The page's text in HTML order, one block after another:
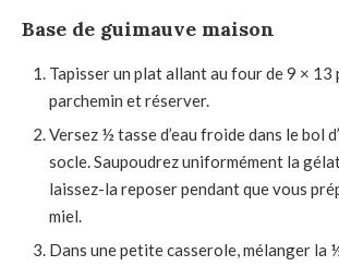
Base de guimauve maison
Tapisser un plat allant au four de 9 × 13
parchemin et réserver.
Versez ½ tasse d’eau froide dans le bol
socle. Saupoudrez uniformément la
laissez-la reposer pendant que vous
miel.
Dans une petite casserole, mélanger la